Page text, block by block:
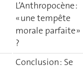
L’Anthropocène :
« une tempête
morale parfaite »
?
Conclusion : Se